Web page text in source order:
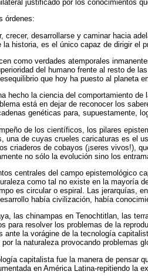
justificado por los conocimientos
órdenes:
crecer, desarrollarse y caminar hacia
historia, es el único capaz de dirigir el
como verdades atemporales
del humano frente al resto de
que hoy ha puesto al planeta
hecho la ciencia del comportamiento
está en dejar de reconocer los
genéticas para, supuestamente,
de los científicos, los pilares
una de cuyas crueles caricaturas es el
criaderos de cobayos (¡seres vivos!),
no sólo la evolución sino los
centrales del campo epistemológico
como tal no existe en la mayoría
es circular o espiral. Las jerarquías,
había civilización, había
las chinampas en Tenochtitlan, las
para resolver los problemas de la
ante la vorágine de la tecnología
la naturaleza provocando problemas
capitalista fue la manera de pensar
en América Latina-repitiendo la